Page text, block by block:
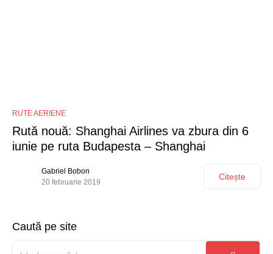
RUTE AERIENE
Rută nouă: Shanghai Airlines va zbura din 6
iunie pe ruta Budapesta – Shanghai
Gabriel Bobon
20 februarie 2019
Citește
Caută pe site